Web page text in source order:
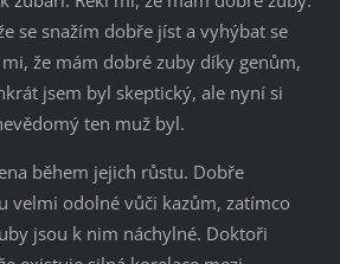
se snažím dobře jíst a vyhýbat se
že mám dobré zuby díky genům,
jsem byl skeptický, ale nyní si
ten muž byl.
během jejich růstu. Dobře
velmi odolné vůči kazům, zatímco
jsou k nim náchylné. Doktoři